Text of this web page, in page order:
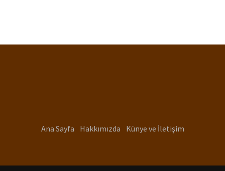
Ana Sayfa Hakkımızda Künye ve İletişim